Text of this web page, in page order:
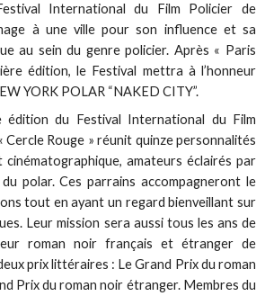
International du Film Policier de
à une ville pour son influence et sa
au sein du genre policier. Après « Paris
édition, le Festival mettra à l’honneur
YORK POLAR “NAKED CITY”.
du Festival International du Film
Cercle Rouge » réunit quinze personnalités
amateurs éclairés par
polar. Ces parrains accompagneront le
tout en ayant un regard bienveillant sur
Leur mission sera aussi tous les ans de
roman noir français et étranger de
prix littéraires : Le Grand Prix du roman
Prix du roman noir étranger. Membres du